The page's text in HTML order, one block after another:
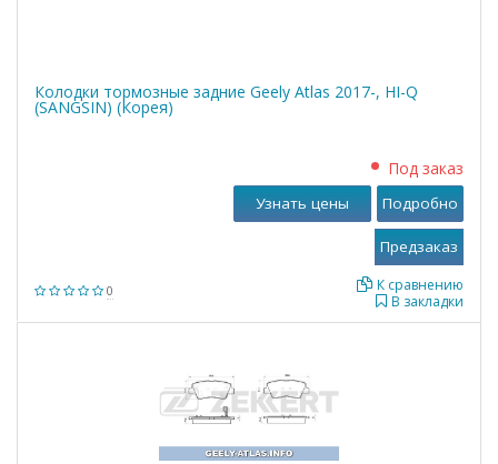
Колодки тормозные задние Geely Atlas 2017-, HI-Q
(SANGSIN) (Корея)
0
Под заказ
В закладки
К сравнению
Узнать цены Подробно